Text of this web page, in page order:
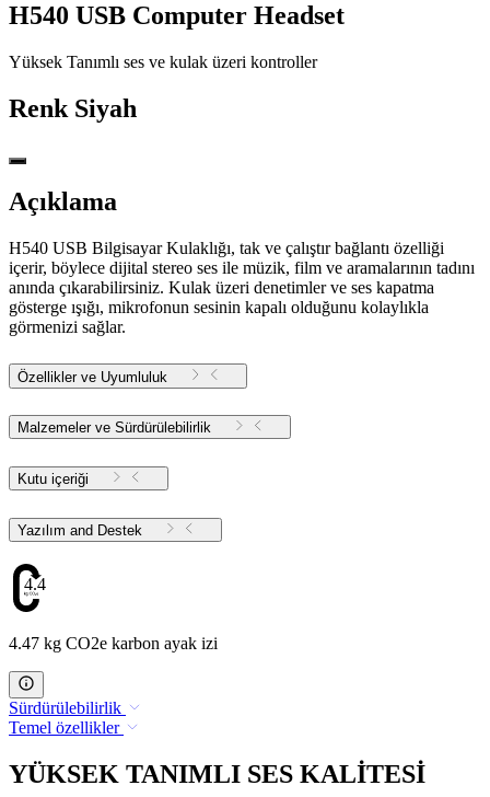
H540 USB Computer Headset
Yüksek Tanımlı ses ve kulak üzeri kontroller
Renk Siyah
Açıklama
H540 USB Bilgisayar Kulaklığı, tak ve çalıştır bağlantı özelliği
içerir, böylece dijital stereo ses ile müzik, film ve aramalarının tadını
anında çıkarabilirsiniz. Kulak üzeri denetimler ve ses kapatma
gösterge ışığı, mikrofonun sesinin kapalı olduğunu kolaylıkla
görmenizi sağlar.
Özellikler ve Uyumluluk
Malzemeler ve Sürdürülebilirlik
Kutu içeriği
Yazılım and Destek
4.47
4.47 kg CO2e karbon ayak izi
Sürdürülebilirlik
Temel özellikler
YÜKSEK TANIMLI SES KALİTESİ